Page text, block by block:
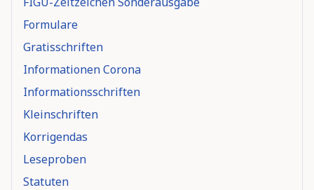
Formulare
Gratisschriften
Informationen Corona
Informationsschriften
Kleinschriften
Korrigendas
Leseproben
Statuten